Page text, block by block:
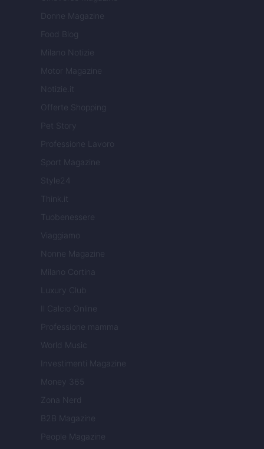
Donne Magazine
Food Blog
Milano Notizie
Motor Magazine
Notizie.it
Offerte Shopping
Pet Story
Professione Lavoro
Sport Magazine
Style24
Think.it
Tuobenessere
Viaggiamo
Nonne Magazine
Milano Cortina
Luxury Club
Il Calcio Online
Professione mamma
World Music
Investimenti Magazine
Money 365
Zona Nerd
B2B Magazine
People Magazine